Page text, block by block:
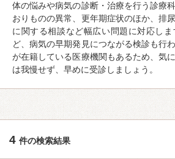
体の悩みや病気の診断・治療を行う診療
おりものの異常、更年期症状のほか、排
に関する相談など幅広い問題に対応し
ど、病気の早期発見につながる検診も行
が在籍している医療機関もあるため、気
は我慢せず、早めに受診しましょう。
4 件の検索結果